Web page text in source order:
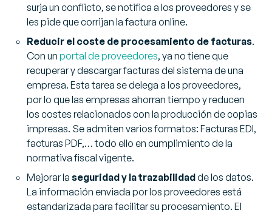
surja un conflicto, se notifica a los proveedores y se
les pide que corrijan la factura online.
Reducir el coste de procesamiento de facturas.
Con un portal de proveedores, ya no tiene que
recuperar y descargar facturas del sistema de una
empresa. Esta tarea se delega a los proveedores,
por lo que las empresas ahorran tiempo y reducen
los costes relacionados con la producción de copias
impresas. Se admiten varios formatos: Facturas EDI,
facturas PDF,… todo ello en cumplimiento de la
normativa fiscal vigente.
Mejorar la seguridad y la trazabilidadde los datos.
La información enviada por los proveedores está
estandarizada para facilitar su procesamiento. El